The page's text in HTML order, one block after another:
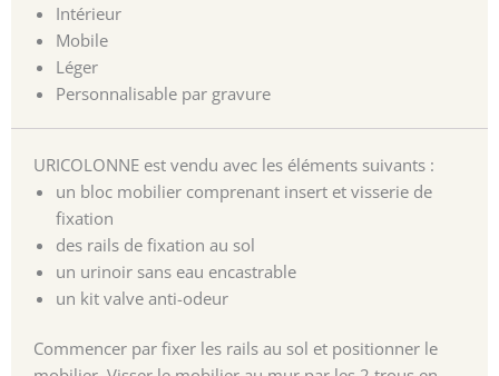
Intérieur
Mobile
Léger
Personnalisable par gravure
URICOLONNE est vendu avec les éléments suivants :
un bloc mobilier comprenant insert et visserie de
fixation
des rails de fixation au sol
un urinoir sans eau encastrable
un kit valve anti-odeur
Commencer par fixer les rails au sol et positionner le